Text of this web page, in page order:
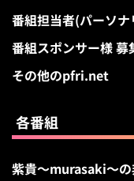
番組担当者(パーソ
番組スポンサー様 募
その他のpfri.net
各番組
紫貴～murasaki～の